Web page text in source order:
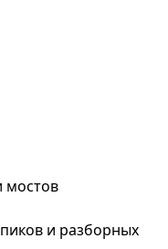
мостов
и разборных